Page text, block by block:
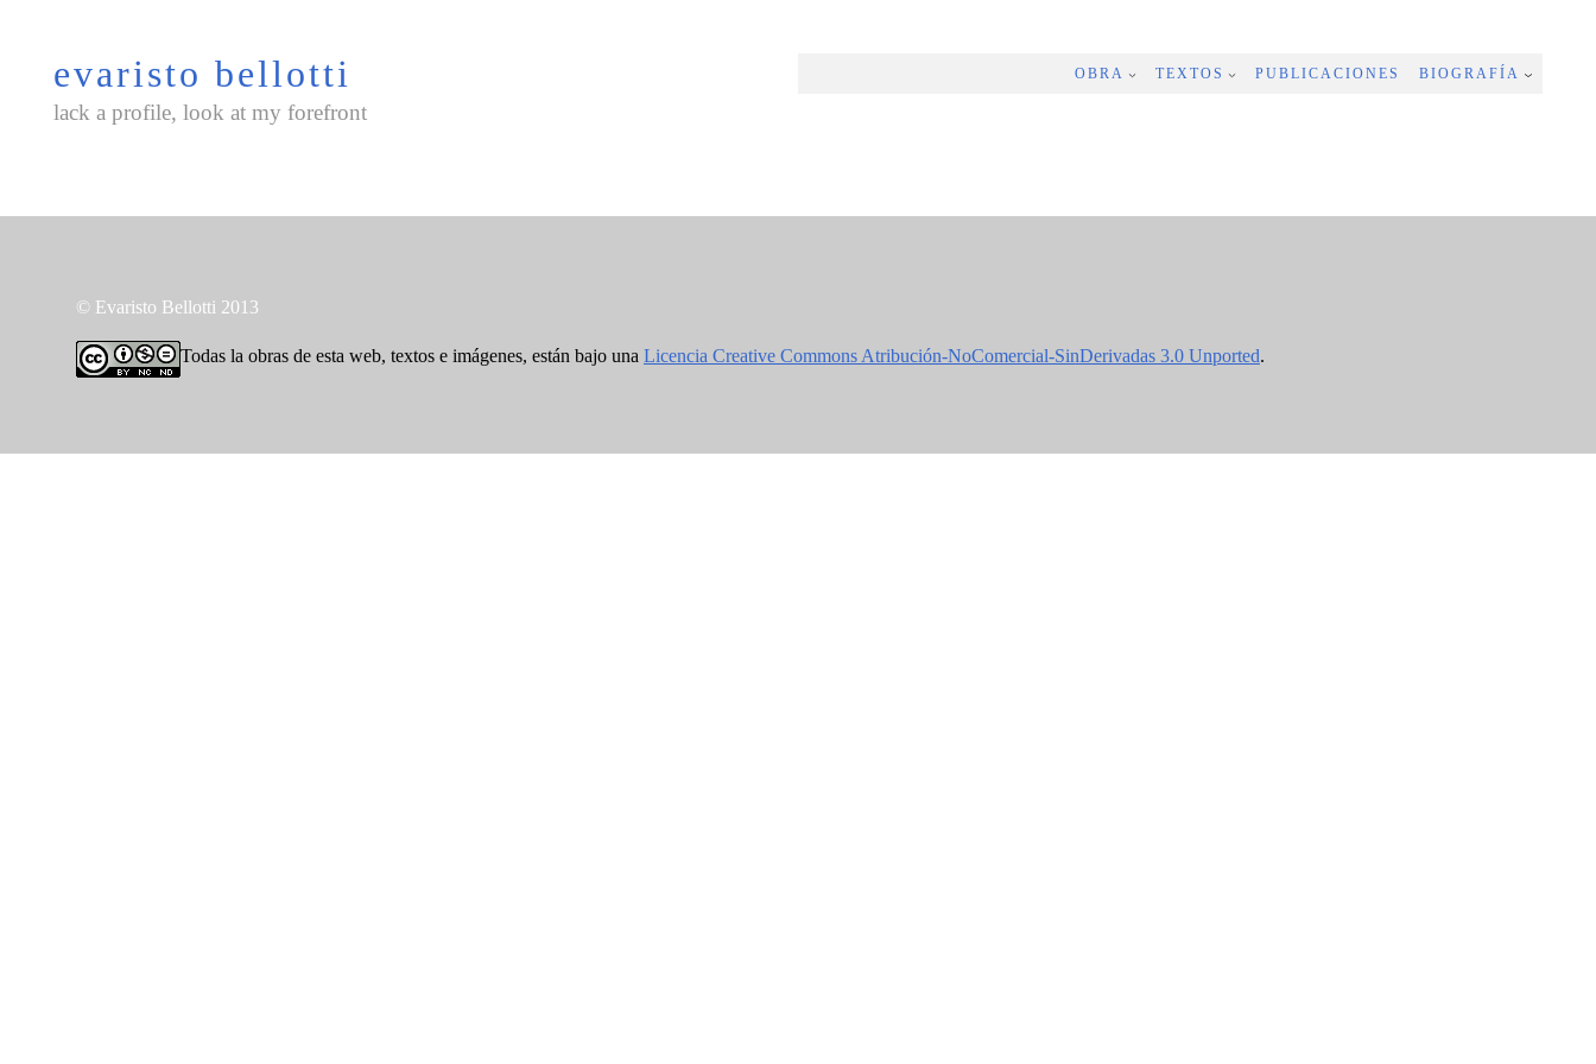
contenidoevaristo bellotti
lack a profile, look at my forefront
OBRA TEXTOS PUBLICACIONES BIOGRAFÍA
© Evaristo Bellotti 2013
Todas la obras de esta web, textos e imágenes, están bajo una Licencia Creative Commons Atribución-NoComercial-SinDerivadas 3.0 Unported.